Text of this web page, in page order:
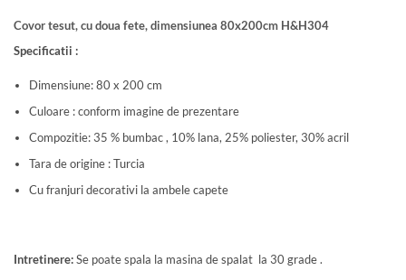
Covor tesut, cu doua fete, dimensiunea 80x200cm H&H304
Specificatii :
Dimensiune: 80 x 200 cm
Culoare : conform imagine de prezentare
Compozitie: 35 % bumbac , 10% lana, 25% poliester, 30% acril
Tara de origine : Turcia
Cu franjuri decorativi la ambele capete
Intretinere:Se poate spala la masina de spalat la 30 grade .